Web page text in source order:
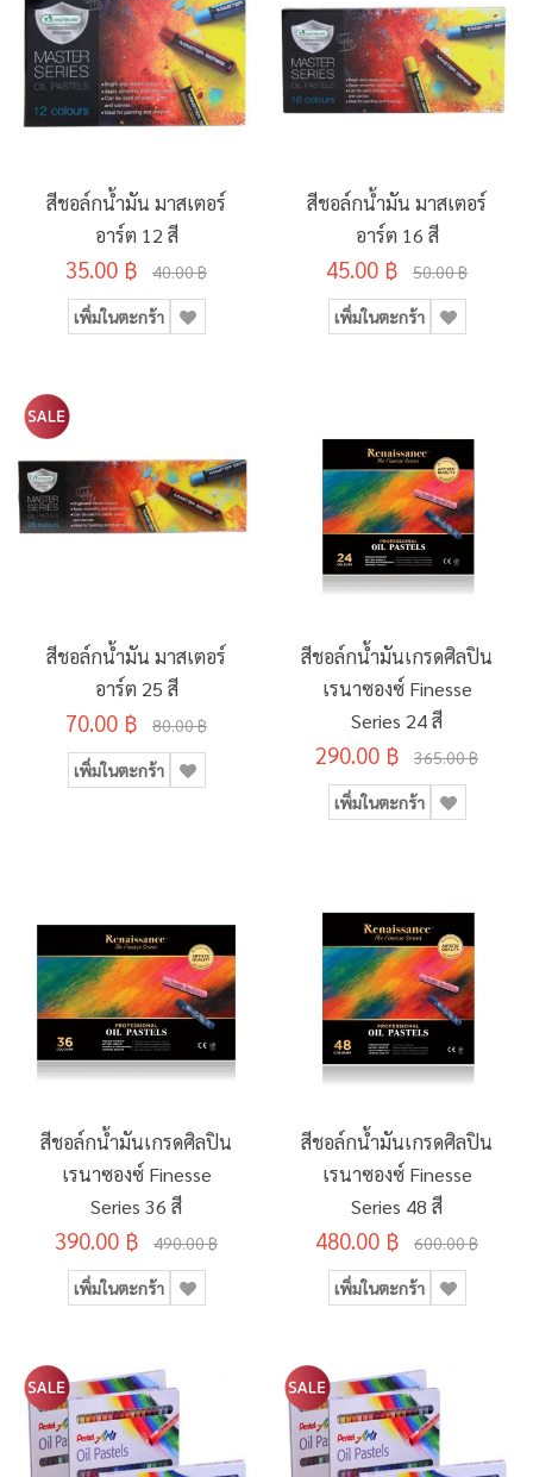
สีชอล์กน้ำมัน มาสเตอร์
อาร์ต 12 สี
35.00 ฿ 40.00 ฿
เพิ่มในตะกร้า
สีชอล์กน้ำมัน มาสเตอร์
อาร์ต 16 สี
45.00 ฿ 50.00 ฿
เพิ่มในตะกร้า
สีชอล์กน้ำมัน มาสเตอร์
อาร์ต 25 สี
70.00 ฿ 80.00 ฿
เพิ่มในตะกร้า
สีชอล์กน้ำมันเกรดศิลปิน
เรนาซองซ์ Finesse
Series 24 สี
290.00 ฿ 365.00 ฿
เพิ่มในตะกร้า
สีชอล์กน้ำมันเกรดศิลปิน
เรนาซองซ์ Finesse
Series 36 สี
390.00 ฿ 490.00 ฿
เพิ่มในตะกร้า
สีชอล์กน้ำมันเกรดศิลปิน
เรนาซองซ์ Finesse
Series 48 สี
480.00 ฿ 600.00 ฿
เพิ่มในตะกร้า